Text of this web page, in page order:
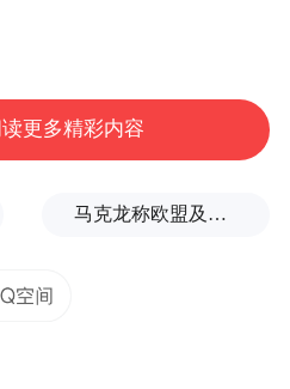
测所得，坚持完整记录
多层维度横向对比，输
更多精彩内容
马克龙称欧盟及其伙伴将继续加大对俄施压，扎哈罗娃发声